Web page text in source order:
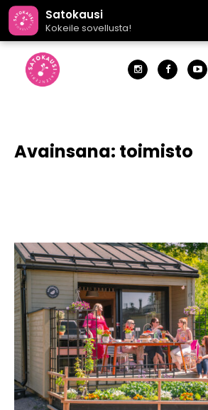
Satokausi
Kokeile sovellusta!
Avainsana: toimisto